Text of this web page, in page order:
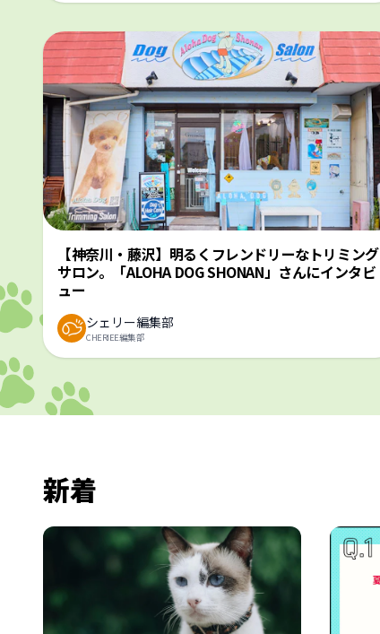
【神奈川・藤沢】明るくフレンドリーなトリミング
サロン。「ALOHA DOG SHONAN」さんにインタビ
ュー
シェリー編集部
CHERIEE編集部
新着